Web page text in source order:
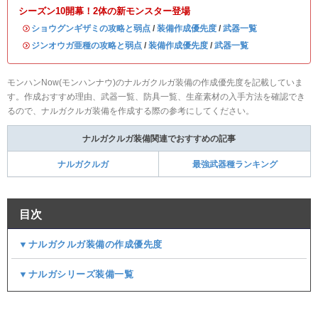
シーズン10開幕！2体の新モンスター登場
・ ショウグンギザミの攻略と弱点 / 装備作成優先度 / 武器一覧
・ ジンオウガ亜種の攻略と弱点 / 装備作成優先度 / 武器一覧
モンハンNow(モンハンナウ)のナルガクルガ装備の作成優先度を記載していま
す。作成おすすめ理由、武器一覧、防具一覧、生産素材の入手方法を確認でき
るので、ナルガクルガ装備を作成する際の参考にしてください。
ナルガクルガ装備関連でおすすめの記事
ナルガクルガ 最強武器種ランキング
目次
▼ナルガクルガ装備の作成優先度
▼ナルガシリーズ装備一覧